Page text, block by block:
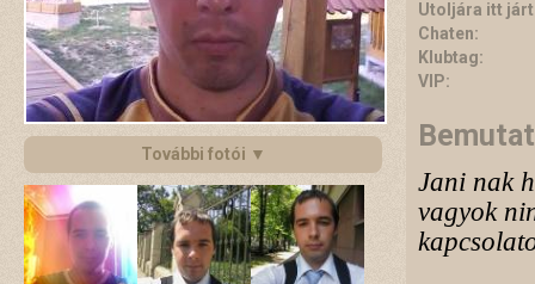
További fotói ▼
Utoljára itt
Chaten:
Klubtag:
VIP:
Jani nak
vagyok